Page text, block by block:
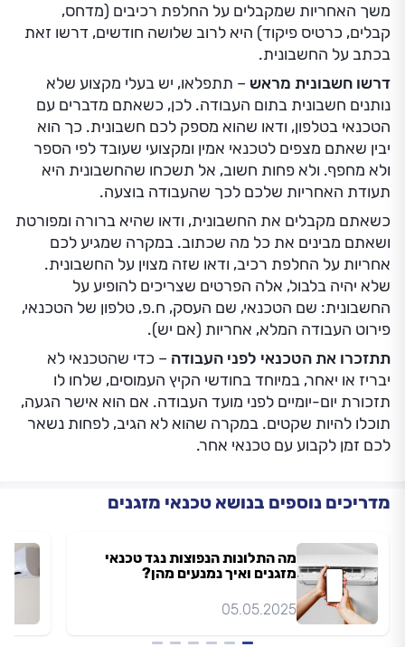
משך האחריות שמקבלים על החלפת רכיבים (מדחס,
קבלים, כרטיס פיקוד) היא לרוב שלושה חודשים, דרשו זאת
בכתב על החשבונית.
דרשו חשבונית מראש – תתפלאו, יש בעלי מקצוע שלא
נותנים חשבונית בתום העבודה. לכן, כשאתם מדברים עם
הטכנאי בטלפון, ודאו שהוא מספק לכם חשבונית. כך הוא
יבין שאתם מצפים לטכנאי אמין ומקצועי שעובד לפי הספר
ולא מחפף. ולא פחות חשוב, אל תשכחו שהחשבונית היא
תעודת האחריות שלכם לכך שהעבודה בוצעה.
כשאתם מקבלים את החשבונית, ודאו שהיא ברורה ומפורטת
ושאתם מבינים את כל מה שכתוב. במקרה שמגיע לכם
אחריות על החלפת רכיב, ודאו שזה מצוין על החשבונית.
שלא יהיה בלבול, אלה הפרטים שצריכים להופיע על
החשבונית: שם הטכנאי, שם העסק, ח.פ, טלפון של הטכנאי,
פירוט העבודה המלא, אחריות (אם יש).
תתזכרו את הטכנאי לפני העבודה – כדי שהטכנאי לא
יבריז או יאחר, במיוחד בחודשי הקיץ העמוסים, שלחו לו
תזכורת יום-יומיים לפני מועד העבודה. אם הוא אישר הגעה,
תוכלו להיות שקטים. במקרה שהוא לא הגיב, לפחות נשאר
לכם זמן לקבוע עם טכנאי אחר.
מדריכים נוספים בנושא טכנאי מזגנים
מה התלונות הנפוצות נגד טכנאי
מזגנים ואיך נמנעים מהן?
05.05.2025